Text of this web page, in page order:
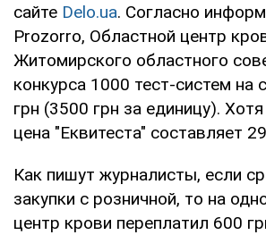
сайте Delo.ua. Согласно
Prozorro, Областной центр
Житомирского областного
конкурса 1000 тест-систем на
грн (3500 грн за единицу).
цена "Еквитеста" составляет
Как пишут журналисты, если
закупки с розничной, то на
центр крови переплатил 600